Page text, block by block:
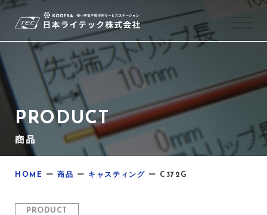
PRODUCT
商品
HOME ー 商品 ー キャスティング ー C372G
PRODUCT